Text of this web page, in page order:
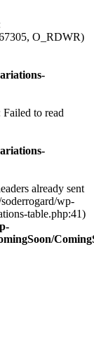
O_RDWR)
Failed to read
already sent
wp-
table.php:41)